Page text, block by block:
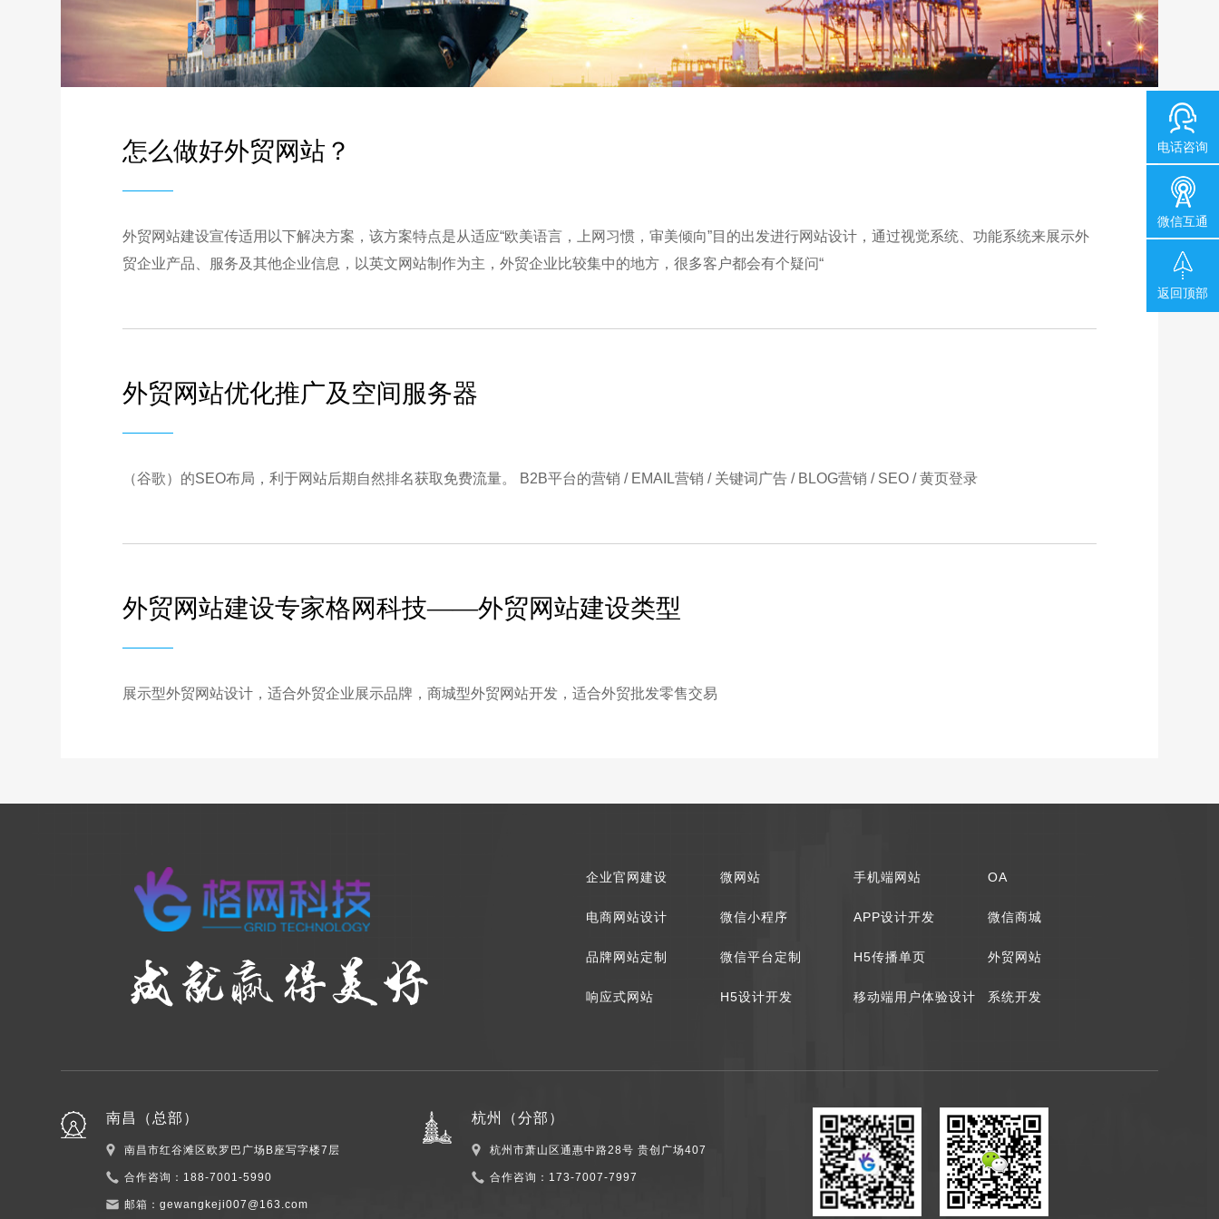
怎么做好外贸网站？
外贸网站建设宣传适用以下解决方案，该方案特点是从适应“欧美语言，上网习惯，审美倾向”目的出发进行网站设计，通过视觉系统、功能系统来展示外
贸企业产品、服务及其他企业信息，以英文网站制作为主，外贸企业比较集中的地方，很多客户都会有个疑问“
外贸网站优化推广及空间服务器
（谷歌）的SEO布局，利于网站后期自然排名获取免费流量。 B2B平台的营销 / EMAIL营销 / 关键词广告 / BLOG营销 / SEO / 黄页登录
外贸网站建设专家格网科技——外贸网站建设类型
展示型外贸网站设计，适合外贸企业展示品牌，商城型外贸网站开发，适合外贸批发零售交易
企业官网建设
电商网站设计
品牌网站定制
响应式网站
微网站
微信小程序
微信平台定制
H5设计开发
手机端网站
APP设计开发
H5传播单页
移动端用户体验设计
OA
微信商城
外贸网站
系统开发
南昌（总部）
南昌市红谷滩区欧罗巴广场B座写字楼7层
合作咨询： 188-7001-5990
邮箱：gewangkeji007@163.com
杭州（分部）
杭州市萧山区通惠中路28号 贵创广场407
合作咨询： 173-7007-7997
电话咨询
微信互通
返回顶部